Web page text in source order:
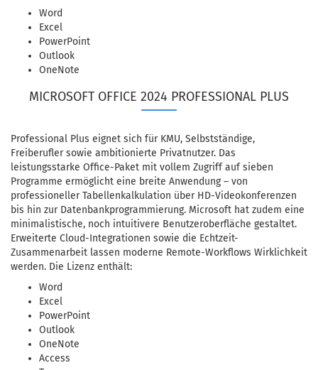
Word
Excel
PowerPoint
Outlook
OneNote
MICROSOFT OFFICE 2024 PROFESSIONAL PLUS
Professional Plus eignet sich für KMU, Selbstständige,
Freiberufler sowie ambitionierte Privatnutzer. Das
leistungsstarke Office-Paket mit vollem Zugriff auf sieben
Programme ermöglicht eine breite Anwendung – von
professioneller Tabellenkalkulation über HD-Videokonferenzen
bis hin zur Datenbankprogrammierung. Microsoft hat zudem eine
minimalistische, noch intuitivere Benutzeroberfläche gestaltet.
Erweiterte Cloud-Integrationen sowie die Echtzeit-
Zusammenarbeit lassen moderne Remote-Workflows Wirklichkeit
werden. Die Lizenz enthält:
Word
Excel
PowerPoint
Outlook
OneNote
Access